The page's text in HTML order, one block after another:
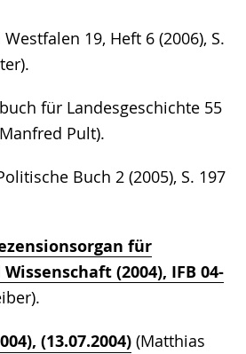
19, Heft 6 (2006), S.
für Landesgeschichte 55
Pult).
Buch 2 (2005), S. 197
für
(2004), IFB 04-
(13.07.2004) (Matthias